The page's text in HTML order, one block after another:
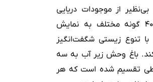
از موجودات دریایی
و خزندگان را از ۴۰ گونه مختلف به نمایش
با تنوع زیستی شگفت‌انگیز
باغ وحش زیر آب به سه
تقسیم شده است که هر